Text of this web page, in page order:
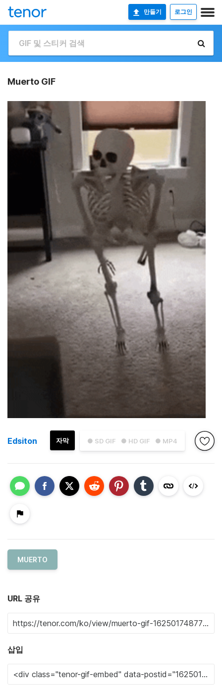
만들기 로그인
Muerto GIF
● SD GIF ● HD GIF ● MP4
자막
Edsiton
MUERTO
URL 공유
삽입